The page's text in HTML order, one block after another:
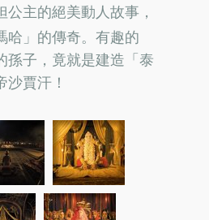
主的絕美動人故事，
哈」的傳奇。有趣的
孫子，竟就是建造「泰
賈汗！